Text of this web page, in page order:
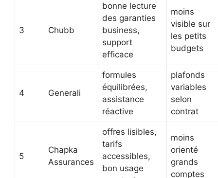
3 Chubb
bonne lecture
des garanties
business,
support
efficace
moins
visible sur
les petits
budgets
4 Generali
formules
équilibrées,
assistance
réactive
plafonds
variables
selon
contrat
5
Chapka
Assurances
offres lisibles,
tarifs
accessibles,
bon usage
moins
orienté
grands
comptes